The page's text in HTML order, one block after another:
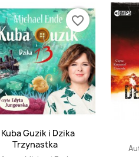
Kuba Guzik i Dzika
Trzynastka
favorite_border